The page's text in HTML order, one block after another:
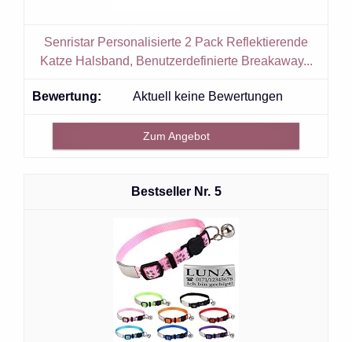
Senristar Personalisierte 2 Pack Reflektierende
Katze Halsband, Benutzerdefinierte Breakaway...
Aktuell keine Bewertungen
Zum Angebot
5